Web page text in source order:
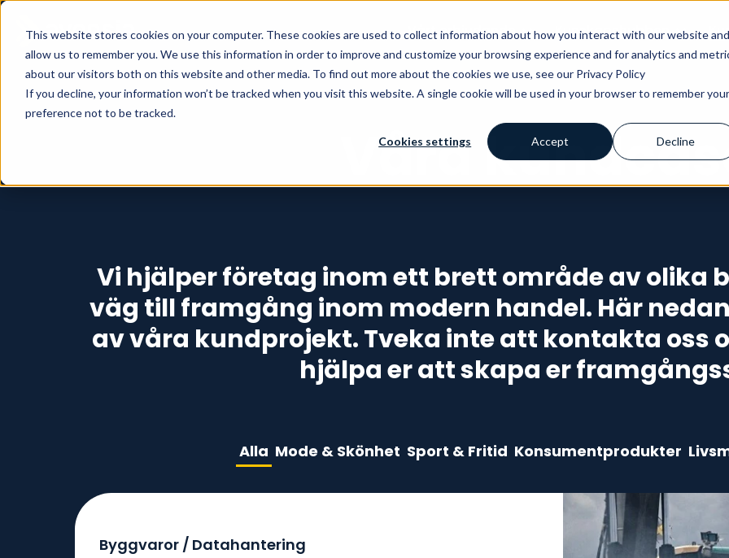
This website stores cookies on your computer. These cookies are used to collect information about how you interact with our website and
allow us to remember you. We use this information in order to improve and customize your browsing experience and for analytics and
about our visitors both on this website and other media. To find out more about the cookies we use, see our Privacy Policy
If you decline, your information won’t be tracked when you visit this website. A single cookie will be used in your browser to remember your
preference not to be tracked.
Cookies settings Accept Decline
Vårt erbjudande Kunskapshubben
Våra
Vi hjälper företag inom ett brett område av olika
väg till framgång inom modern handel. Här
av våra kundprojekt. Tveka inte att kontakta oss
hjälpa er att skapa er
Alla Mode & Skönhet Sport & Fritid Konsumentprodukter
Byggvaror / Datahantering